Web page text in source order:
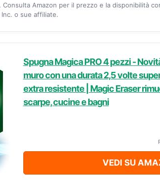
Amazon per il prezzo e la disponibilità
o sue affiliate.
Spugna Magica PRO 4 pezzi -
muro con una durata 2,5 volte
extra resistente | Magic Eraser
scarpe, cucine e bagni
VEDI SU